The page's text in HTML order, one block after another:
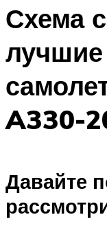
Схема
A330-
Давайте